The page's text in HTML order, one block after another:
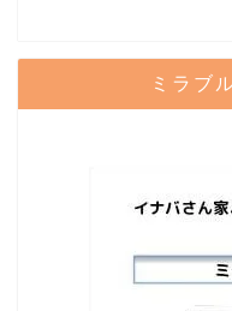
ミラブ